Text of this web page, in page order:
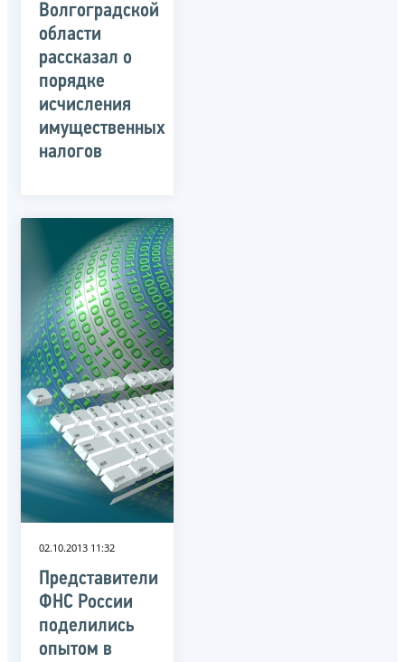
Волгоградской
области
рассказал о
порядке
исчисления
имущественных
налогов
02.10.2013 11:32
Представители
ФНС России
поделились
опытом в